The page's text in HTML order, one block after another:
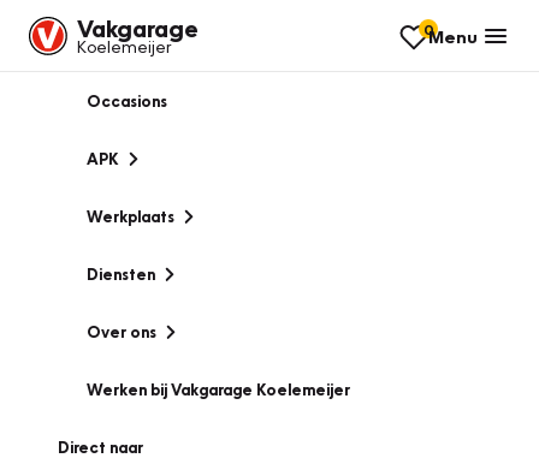
Vakgarage
Koelemeijer
0Menu
Occasions
APK
Werkplaats
Diensten
Over ons
Werken bij Vakgarage Koelemeijer
Direct naar